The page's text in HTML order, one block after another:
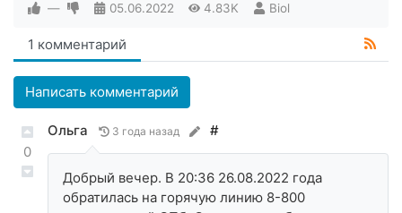
— 05.06.2022 4.83K Biol
1 комментарий
Написать комментарий
0
Ольга 3 года назад #
Добрый вечер. В 20:36 26.08.2022 года
обратилась на горячую линию 8-800